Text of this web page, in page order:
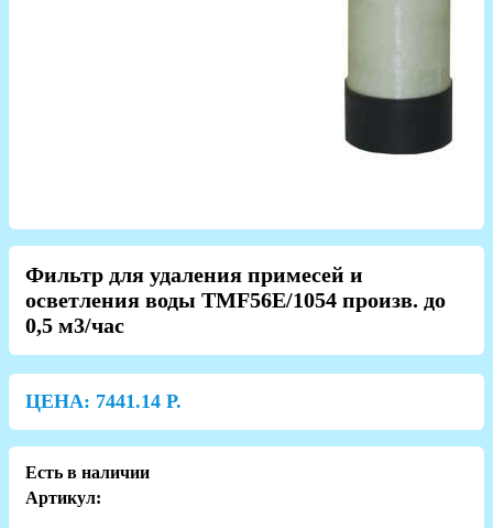
Фильтр для удаления примесей и
осветления воды TMF56E/1054 произв. до
0,5 м3/час
ЦЕНА: 7441.14 Р.
Есть в наличии
Артикул: